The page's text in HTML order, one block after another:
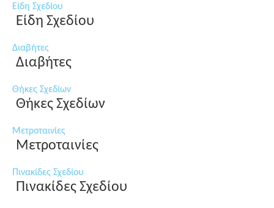
Είδη Σχεδίου
Είδη Σχεδίου
Διαβήτες
Διαβήτες
Θήκες Σχεδίων
Θήκες Σχεδίων
Μετροταινίες
Μετροταινίες
Πινακίδες Σχεδίου
Πινακίδες Σχεδίου